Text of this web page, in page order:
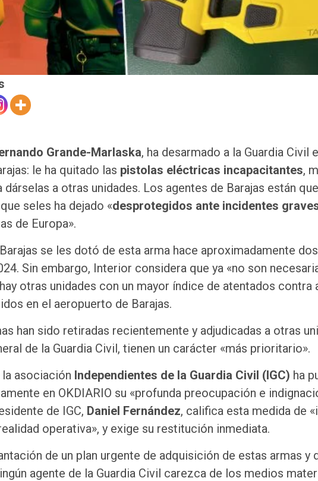
Grande-Marlaska, ha desarmado a la Guardia Civil
le ha quitado las pistolas eléctricas incapacitantes,
a otras unidades. Los agentes de Barajas están
seles ha dejado «desprotegidos ante incidentes
de Europa».
se les dotó de esta arma hace aproximadamente
Sin embargo, Interior considera que ya «no son
otras unidades con un mayor índice de atentados contra
en el aeropuerto de Barajas.
han sido retiradas recientemente y adjudicadas a otras
de la Guardia Civil, tienen un carácter «más prioritario».
asociación Independientes de la Guardia Civil (IGC) ha
en OKDIARIO su «profunda preocupación e
de IGC, Daniel Fernández, califica esta medida de
operativa», y exige su restitución inmediata.
de un plan urgente de adquisición de estas armas y
agente de la Guardia Civil carezca de los medios